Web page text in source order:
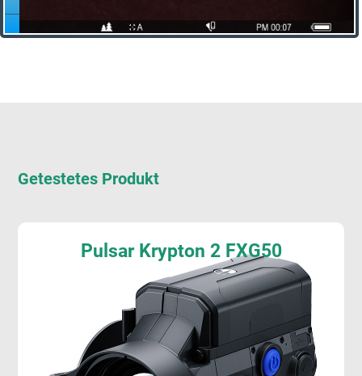
Getestetes Produkt
Pulsar Krypton 2 FXG50